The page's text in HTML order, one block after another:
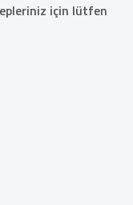
için lütfen